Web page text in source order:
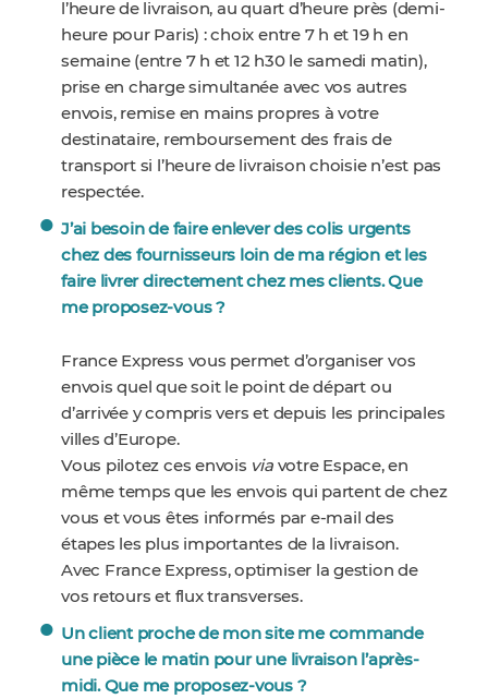
l’heure de livraison, au quart d’heure près (demi-
heure pour Paris) : choix entre 7 h et 19 h en
semaine (entre 7 h et 12 h30 le samedi matin),
prise en charge simultanée avec vos autres
envois, remise en mains propres à votre
destinataire, remboursement des frais de
transport si l’heure de livraison choisie n’est pas
respectée.
J’ai besoin de faire enlever des colis urgents
chez des fournisseurs loin de ma région et les
faire livrer directement chez mes clients. Que
me proposez-vous ?
France Express vous permet d’organiser vos
envois quel que soit le point de départ ou
d’arrivée y compris vers et depuis les principales
villes d’Europe.
Vous pilotez ces envois via votre Espace, en
même temps que les envois qui partent de chez
vous et vous êtes informés par e-mail des
étapes les plus importantes de la livraison.
Avec France Express, optimiser la gestion de
vos retours et flux transverses.
Un client proche de mon site me commande
une pièce le matin pour une livraison l’après-
midi. Que me proposez-vous ?